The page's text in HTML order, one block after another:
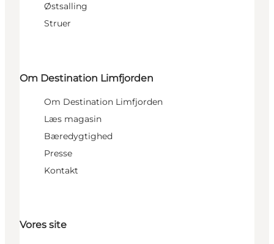
Østsalling
Struer
Om Destination Limfjorden
Om Destination Limfjorden
Læs magasin
Bæredygtighed
Presse
Kontakt
Vores site